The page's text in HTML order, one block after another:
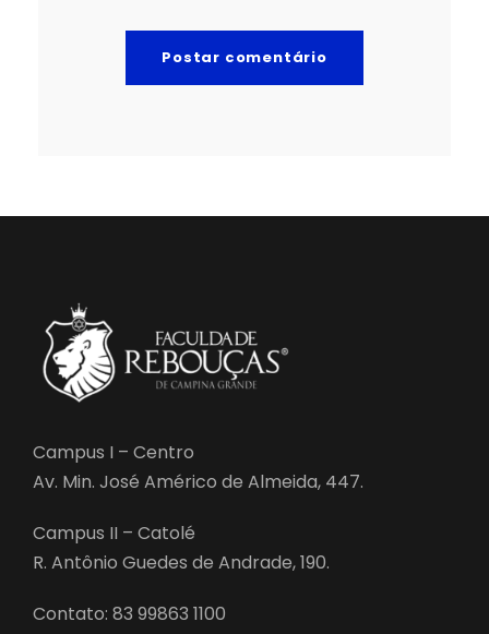
Campus I – Centro
Av. Min. José Américo de Almeida, 447.
Campus II – Catolé
R. Antônio Guedes de Andrade, 190.
Contato: 83 99863 1100